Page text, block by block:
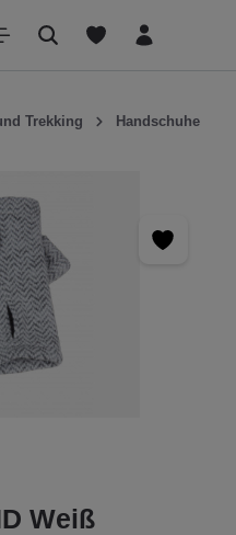
Trekking Handschuhe
Weiß